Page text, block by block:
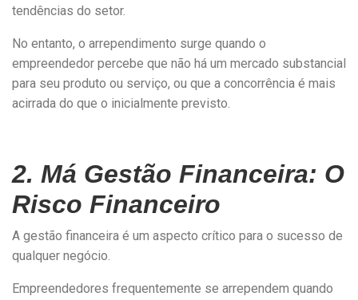
tendências do setor.
No entanto, o arrependimento surge quando o
empreendedor percebe que não há um mercado substancial
para seu produto ou serviço, ou que a concorrência é mais
acirrada do que o inicialmente previsto.
2. Má Gestão Financeira: O
Risco Financeiro
A gestão financeira é um aspecto crítico para o sucesso de
qualquer negócio.
Empreendedores frequentemente se arrependem quando